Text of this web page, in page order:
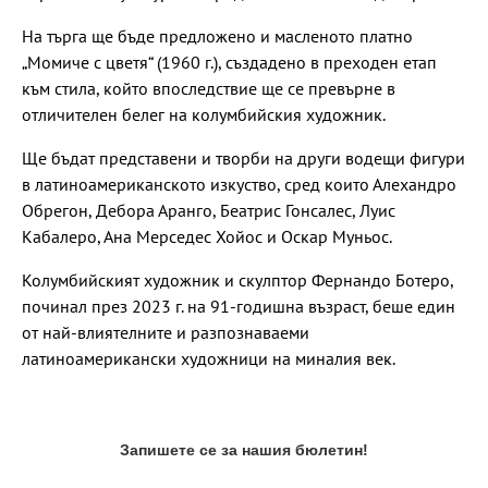
На търга ще бъде предложено и масленото платно
„Момиче с цветя“ (1960 г.), създадено в преходен етап
към стила, който впоследствие ще се превърне в
отличителен белег на колумбийския художник.
Ще бъдат представени и творби на други водещи фигури
в латиноамериканското изкуство, сред които Алехандро
Обрегон, Дебора Аранго, Беатрис Гонсалес, Луис
Кабалеро, Ана Мерседес Хойос и Оскар Муньос.
Колумбийският художник и скулптор Фернандо Ботеро,
починал през 2023 г. на 91-годишна възраст, беше един
от най-влиятелните и разпознаваеми
латиноамерикански художници на миналия век.